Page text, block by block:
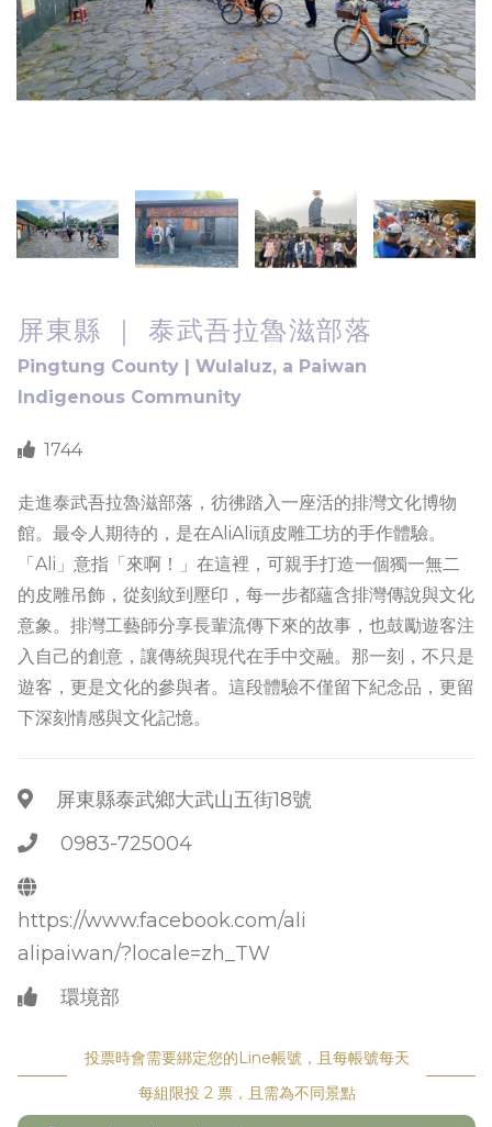
屏東縣 ｜ 泰武吾拉魯滋部落
Pingtung County | Wulaluz, a Paiwan
Indigenous Community
1744
走進泰武吾拉魯滋部落，彷彿踏入一座活的排灣文化博物
館。最令人期待的，是在AliAli頑皮雕工坊的手作體驗。
「Ali」意指「來啊！」在這裡，可親手打造一個獨一無二
的皮雕吊飾，從刻紋到壓印，每一步都蘊含排灣傳說與文化
意象。排灣工藝師分享長輩流傳下來的故事，也鼓勵遊客注
入自己的創意，讓傳統與現代在手中交融。那一刻，不只是
遊客，更是文化的參與者。這段體驗不僅留下紀念品，更留
下深刻情感與文化記憶。
屏東縣泰武鄉大武山五街18號
0983-725004
https://www.facebook.com/ali
alipaiwan/?locale=zh_TW
環境部
投票時會需要綁定您的Line帳號，且每帳號每天
每組限投 2 票，且需為不同景點